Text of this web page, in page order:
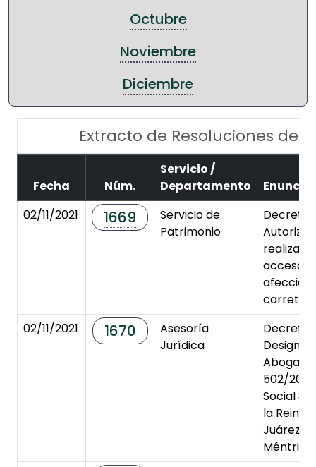
Octubre
Noviembre
Diciembre
Extracto de Resoluciones de
Fecha Núm.
Servicio /
Departamento
02/11/2021
1669
Servicio de
Patrimonio
Decreto
realizar
acceso
afección
02/11/2021
1670
Asesoría
Jurídica
Decreto
Abogado
502/
Social 3
la Reina.
Juárez
Méntrida